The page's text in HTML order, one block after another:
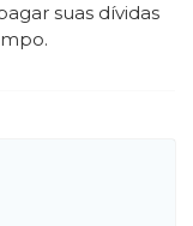
suas dívidas